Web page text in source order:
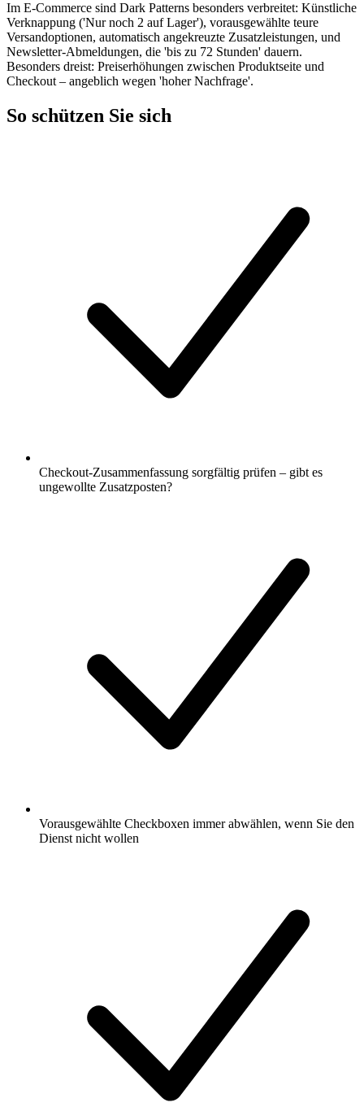
Im E-Commerce sind Dark Patterns besonders verbreitet: Künstliche
Verknappung ('Nur noch 2 auf Lager'), vorausgewählte teure
Versandoptionen, automatisch angekreuzte Zusatzleistungen, und
Newsletter-Abmeldungen, die 'bis zu 72 Stunden' dauern.
Besonders dreist: Preiserhöhungen zwischen Produktseite und
Checkout – angeblich wegen 'hoher Nachfrage'.
So schützen Sie sich
Checkout-Zusammenfassung sorgfältig prüfen – gibt es
ungewollte Zusatzposten?
Vorausgewählte Checkboxen immer abwählen, wenn Sie den
Dienst nicht wollen